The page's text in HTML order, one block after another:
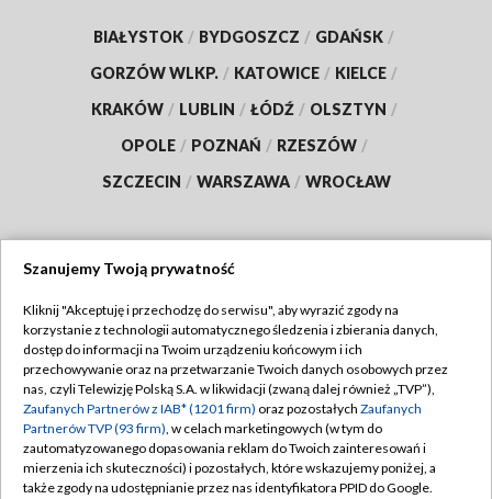
BIAŁYSTOK / BYDGOSZCZ / GDAŃSK /
GORZÓW WLKP. / KATOWICE / KIELCE /
KRAKÓW / LUBLIN / ŁÓDŹ / OLSZTYN /
OPOLE / POZNAŃ / RZESZÓW /
SZCZECIN / WARSZAWA / WROCŁAW
TVP
Abonament TVP
Emisja w TVP
Centrum informacji TVP
Naziemna Telewizja Cyfrowa
Regulamin TVP
Polityka prywatności
Moje zgody
Pomoc
Szanujemy Twoją prywatność
Kliknij "Akceptuję i przechodzę do serwisu", aby wyrazić zgody na
korzystanie z technologii automatycznego śledzenia i zbierania danych,
dostęp do informacji na Twoim urządzeniu końcowym i ich
przechowywanie oraz na przetwarzanie Twoich danych osobowych przez
nas, czyli Telewizję Polską S.A. w likwidacji (zwaną dalej również „TVP”),
Zaufanych Partnerów z IAB* (1201 firm) oraz pozostałych Zaufanych
Partnerów TVP (93 firm), w celach marketingowych (w tym do
zautomatyzowanego dopasowania reklam do Twoich zainteresowań i
mierzenia ich skuteczności) i pozostałych, które wskazujemy poniżej, a
także zgody na udostępnianie przez nas identyfikatora PPID do Google.